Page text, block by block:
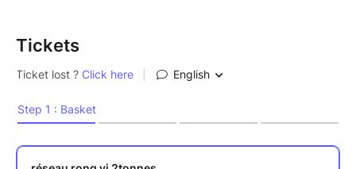
collectivité : c’est aussi l’occasion de voir comment
d’organisation !
Pourquoi faire un atelier 2tonnes ?
basés sur des données scientifiques
Tickets